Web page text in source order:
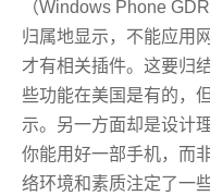
（Windows Phone
归属地显示，不能应用
才有相关插件。这要归
些功能在美国是有的，
示。另一方面却是设计
你能用好一部手机，而
络环境和素质注定了一